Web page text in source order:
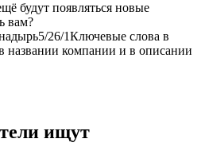
будут появляться новые
вам?
5/26/1Ключевые слова в
названии компании и в описании
ищут